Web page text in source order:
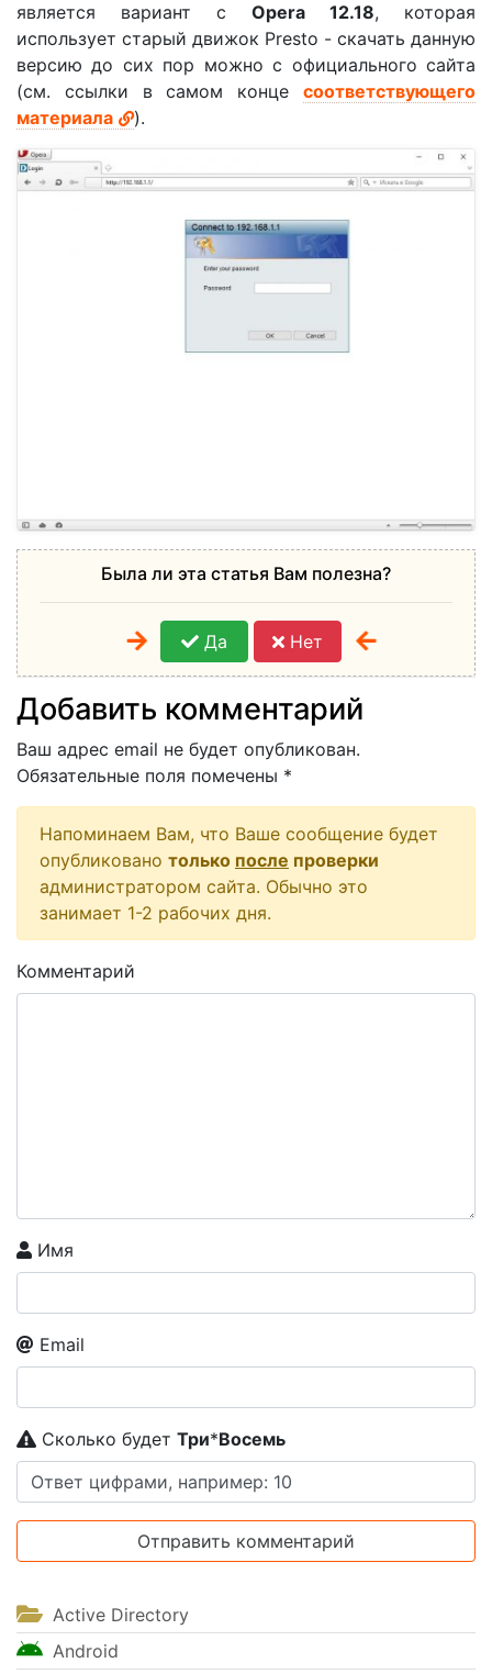
является вариант с Opera 12.18, которая
использует старый движок Presto - скачать данную
версию до сих пор можно с официального сайта
(см. ссылки в самом конце соответствующего
материала
).
Была ли эта статья Вам полезна?
Да Нет
Добавить комментарий
Ваш адрес email не будет опубликован.
Обязательные поля помечены *
Напоминаем Вам, что Ваше сообщение будет
опубликовано только после проверки
администратором сайта. Обычно это
занимает 1-2 рабочих дня.
Комментарий
Имя
Email
Сколько будет Tpи*Boceмь
Active Directory
Android